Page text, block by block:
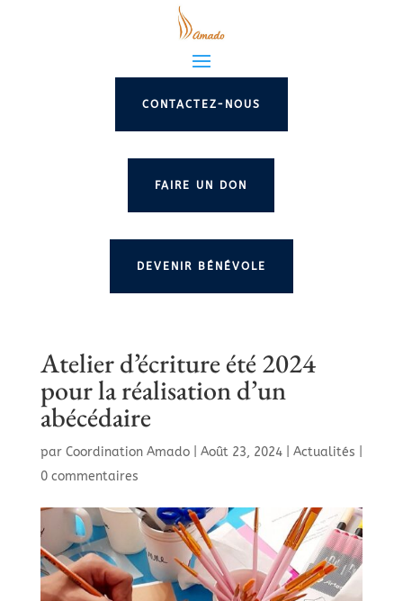
CONTACTEZ-NOUS
FAIRE UN DON
DEVENIR BÉNÉVOLE
Atelier d’écriture été 2024
pour la réalisation d’un
abécédaire
par Coordination Amado| Août 23, 2024| Actualités
0 commentaires